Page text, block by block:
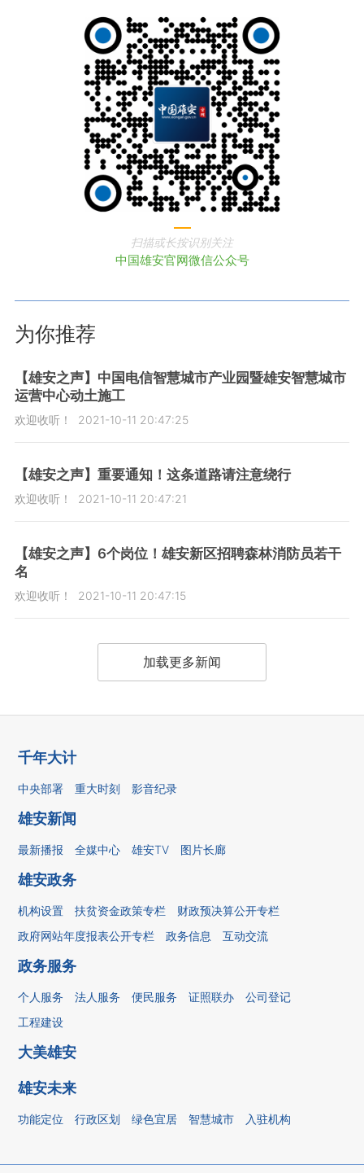
扫描或长按识别关注
中国雄安官网微信公众号
为你推荐
【雄安之声】中国电信智慧城市产业园暨雄安智慧城市
运营中心动土施工
欢迎收听！ 2021-10-11 20:47:25
【雄安之声】重要通知！这条道路请注意绕行
欢迎收听！ 2021-10-11 20:47:21
【雄安之声】6个岗位！雄安新区招聘森林消防员若干
名
欢迎收听！ 2021-10-11 20:47:15
加载更多新闻
千年大计
中央部署 重大时刻 影音纪录
雄安新闻
最新播报 全媒中心 雄安TV 图片长廊
雄安政务
机构设置 扶贫资金政策专栏
财政预决算公开专栏
政府网站年度报表公开专栏
政务信息 互动交流
政务服务
个人服务 法人服务 便民服务 证照联办
公司登记
工程建设
大美雄安
雄安未来
功能定位 行政区划 绿色宜居 智慧城市 入驻机构